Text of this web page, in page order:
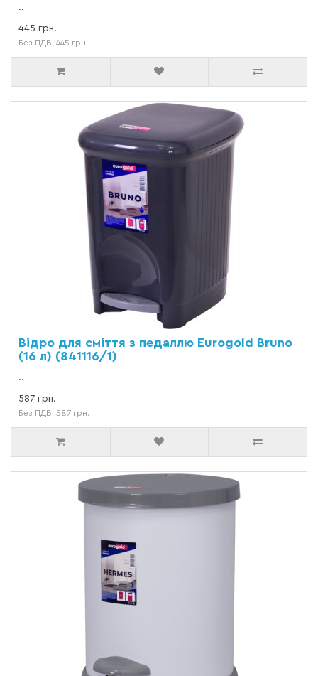
..
445 грн.
Без ПДВ: 445 грн.
Відро для сміття з педаллю Eurogold Bruno
(16 л) (841116/1)
..
587 грн.
Без ПДВ: 587 грн.